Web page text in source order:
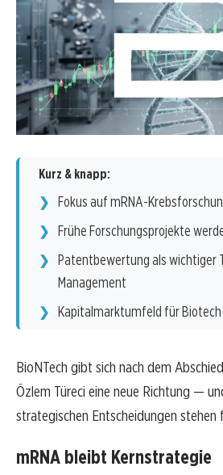
Kurz & knapp:
Fokus auf mRNA-
Frühe Forschungsprojekte
Patentbewertung als wichtiger
Management
Kapitalmarktumfeld für
BioNTech gibt sich nach dem
Özlem Türeci eine neue Richtung —
strategischen Entscheidungen stehen
mRNA bleibt Kernstrategie